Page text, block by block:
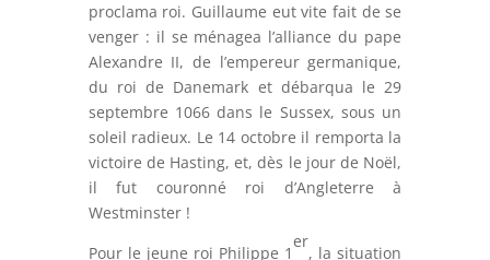
proclama roi. Guillaume eut vite fait de se
venger : il se ménagea l’alliance du pape
Alexandre II, de l’empereur germanique,
du roi de Danemark et débarqua le 29
septembre 1066 dans le Sussex, sous un
soleil radieux. Le 14 octobre il remporta la
victoire de Hasting, et, dès le jour de Noël,
il fut couronné roi d’Angleterre à
Westminster !
Pour le jeune roi Philippe 1
er
, la situation